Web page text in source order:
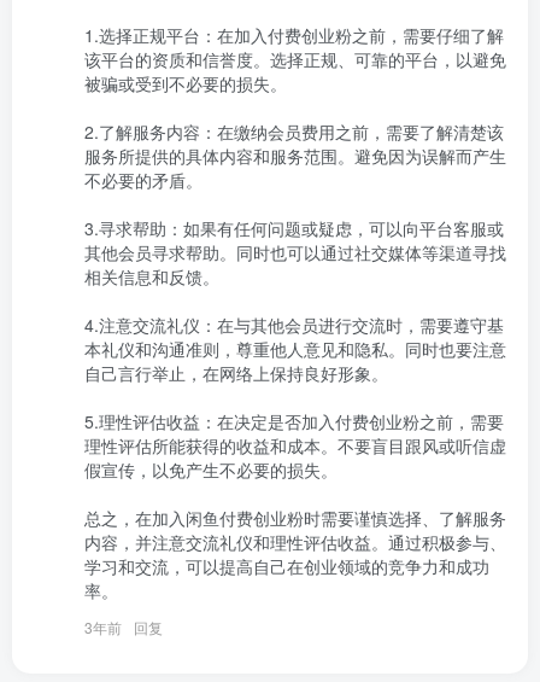
1.选择正规平台：在加入付费创业粉之前，需要仔细了解
该平台的资质和信誉度。选择正规、可靠的平台，以避免
被骗或受到不必要的损失。
2.了解服务内容：在缴纳会员费用之前，需要了解清楚该
服务所提供的具体内容和服务范围。避免因为误解而产生
不必要的矛盾。
3.寻求帮助：如果有任何问题或疑虑，可以向平台客服或
其他会员寻求帮助。同时也可以通过社交媒体等渠道寻找
相关信息和反馈。
4.注意交流礼仪：在与其他会员进行交流时，需要遵守基
本礼仪和沟通准则，尊重他人意见和隐私。同时也要注意
自己言行举止，在网络上保持良好形象。
5.理性评估收益：在决定是否加入付费创业粉之前，需要
理性评估所能获得的收益和成本。不要盲目跟风或听信虚
假宣传，以免产生不必要的损失。
总之，在加入闲鱼付费创业粉时需要谨慎选择、了解服务
内容，并注意交流礼仪和理性评估收益。通过积极参与、
学习和交流，可以提高自己在创业领域的竞争力和成功
率。
3年前 回复